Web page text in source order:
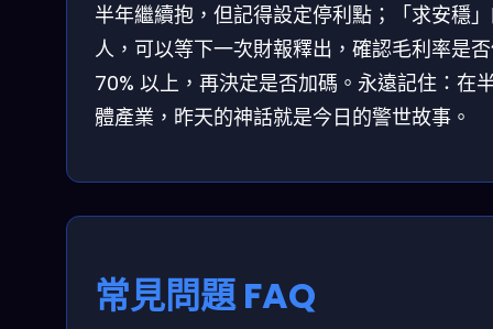
半年繼續抱，但記得設定停利點；「求安穩
人，可以等下一次財報釋出，確認毛利率是
70% 以上，再決定是否加碼。永遠記住：在
體產業，昨天的神話就是今日的警世故事。
常見問題 FAQ